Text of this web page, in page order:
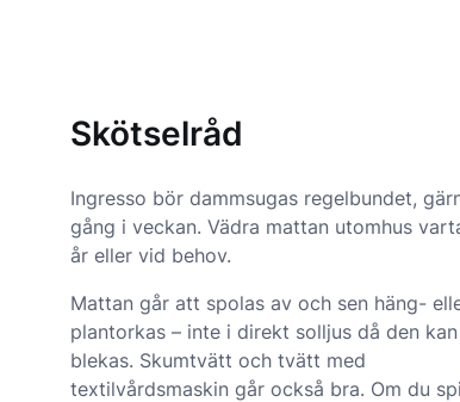
Skötselråd
Ingresso bör dammsugas regelbundet,
gång i veckan. Vädra mattan utomhus
år eller vid behov.
Mattan går att spolas av och sen häng-
plantorkas – inte i direkt solljus då den kan
blekas. Skumtvätt och tvätt med
textilvårdsmaskin går också bra. Om du